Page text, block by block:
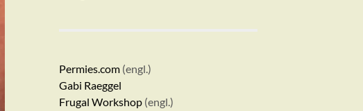
Permies.com (engl.)
Gabi Raeggel
Frugal Workshop (engl.)